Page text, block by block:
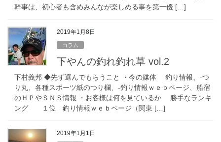
幹事は、初心者も含めみんなが楽しめる事を第一優 […]
2019年1月8日
コラム
下やんの釣れ釣れ草 vol.2
下村義邦 ◆先ず選んでもらうこと ・今の媒体 釣り情報、-つ
り丸、各種スポーツ紙のつり欄、-釣り情報ｗｅｂページ、船宿
のＨＰやＳＮＳ情報 ・お客様は何を見ているか 勝手なランキ
ング １位 釣り情報ｗｅｂページ（関東 […]
2019年1月1日